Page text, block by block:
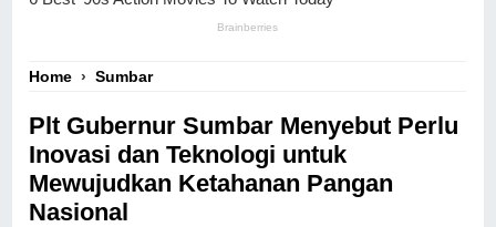
Home ›Sumbar
Plt Gubernur Sumbar Menyebut Perlu
Inovasi dan Teknologi untuk
Mewujudkan Ketahanan Pangan
Nasional